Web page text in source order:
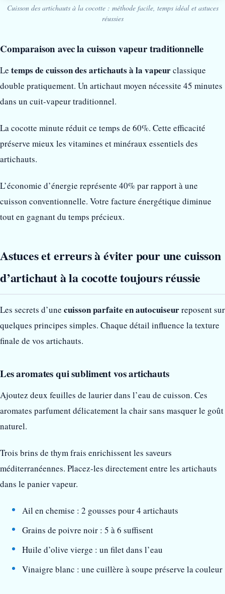
Cuisson des artichauts à la cocotte : méthode facile, temps idéal et astuces
réussies
Comparaison avec la cuisson vapeur traditionnelle
Le temps de cuisson des artichauts à la vapeurclassique
double pratiquement. Un artichaut moyen nécessite 45 minutes
dans un cuit-vapeur traditionnel.
La cocotte minute réduit ce temps de 60%. Cette efficacité
préserve mieux les vitamines et minéraux essentiels des
artichauts.
L’économie d’énergie représente 40% par rapport à une
cuisson conventionnelle. Votre facture énergétique diminue
tout en gagnant du temps précieux.
Astuces et erreurs à éviter pour une cuisson
d’artichaut à la cocotte toujours réussie
Les secrets d’une cuisson parfaite en autocuiseurreposent sur
quelques principes simples. Chaque détail influence la texture
finale de vos artichauts.
Les aromates qui subliment vos artichauts
Ajoutez deux feuilles de laurier dans l’eau de cuisson. Ces
aromates parfument délicatement la chair sans masquer le goût
naturel.
Trois brins de thym frais enrichissent les saveurs
méditerranéennes. Placez-les directement entre les artichauts
dans le panier vapeur.
Ail en chemise : 2 gousses pour 4 artichauts
Grains de poivre noir : 5 à 6 suffisent
Huile d’olive vierge : un filet dans l’eau
Vinaigre blanc : une cuillère à soupe préserve la couleur